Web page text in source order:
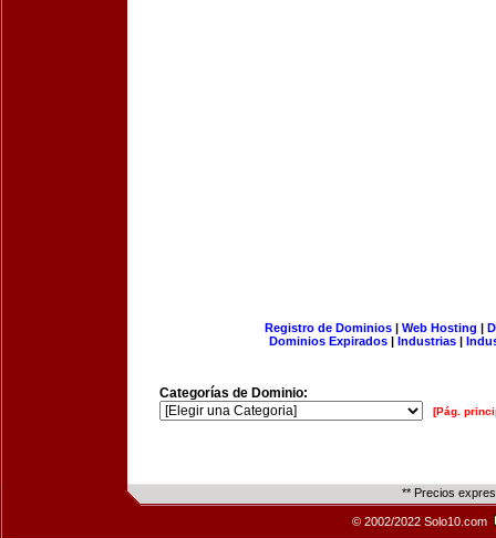
Registro de Dominios| Web Hosting |
Dominios Expirados | Industrias |
Categorías de Dominio:
[Pág.
** Precios
© 2002/2022 Solo10.com